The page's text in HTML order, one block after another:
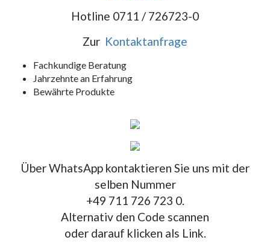
Hotline 0711 / 726723-0
Zur Kontaktanfrage
Fachkundige Beratung
Jahrzehnte an Erfahrung
Bewährte Produkte
Über WhatsApp kontaktieren Sie uns mit der
selben Nummer
+49 711 726 723 0.
Alternativ den Code scannen
oder darauf klicken als Link.